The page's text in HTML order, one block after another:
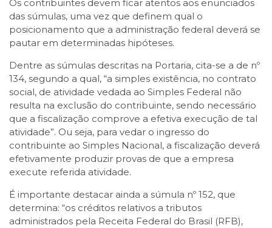
Os contribuintes devem ficar atentos aos enunciados
das súmulas, uma vez que definem qual o
posicionamento que a administração federal deverá se
pautar em determinadas hipóteses.
Dentre as súmulas descritas na Portaria, cita-se a de nº
134, segundo a qual, “a simples existência, no contrato
social, de atividade vedada ao Simples Federal não
resulta na exclusão do contribuinte, sendo necessário
que a fiscalização comprove a efetiva execução de tal
atividade”. Ou seja, para vedar o ingresso do
contribuinte ao Simples Nacional, a fiscalização deverá
efetivamente produzir provas de que a empresa
execute referida atividade.
É importante destacar ainda a súmula nº 152, que
determina: “os créditos relativos a tributos
administrados pela Receita Federal do Brasil (RFB),